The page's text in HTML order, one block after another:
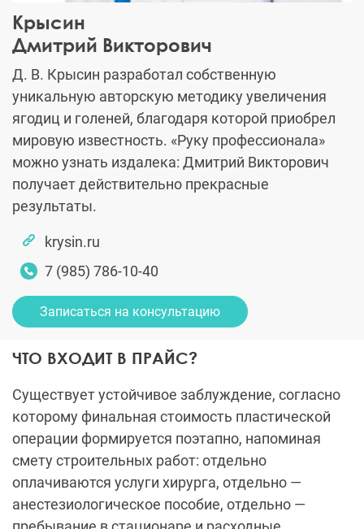
Крысин
Дмитрий Викторович
Д. В. Крысин разработал собственную
уникальную авторскую методику увеличения
ягодиц и голеней, благодаря которой приобрел
мировую известность. «Руку профессионала»
можно узнать издалека: Дмитрий Викторович
получает действительно прекрасные
результаты.
krysin.ru
7 (985) 786-10-40
Записаться на консультацию
ЧТО ВХОДИТ В ПРАЙС?
Существует устойчивое заблуждение, согласно
которому финальная стоимость пластической
операции формируется поэтапно, напоминая
смету строительных работ: отдельно
оплачиваются услуги хирурга, отдельно —
анестезиологическое пособие, отдельно —